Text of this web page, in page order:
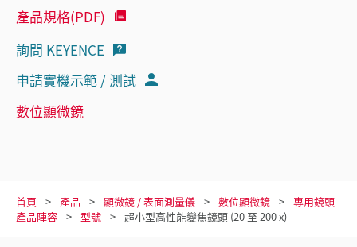
產品規格(PDF)
詢問 KEYENCE
申請實機示範 / 測試
數位顯微鏡
首頁 產品 顯微鏡 / 表面測量儀 數位顯微鏡
專用鏡頭
產品陣容
型號 超小型高性能變焦鏡頭 (20 至 200 x)